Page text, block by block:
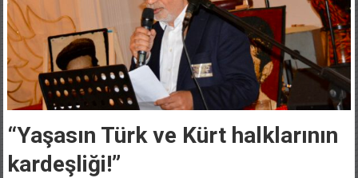
“Yaşasın Türk ve Kürt halklarının
kardeşliği!”